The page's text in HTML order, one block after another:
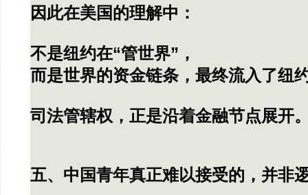
因此在美国的理解中：
不是纽约在“管世界”，
而是世界的资金链条，最终流入了纽
司法管辖权，正是沿着金融节点展开
五、中国青年真正难以接受的，并非